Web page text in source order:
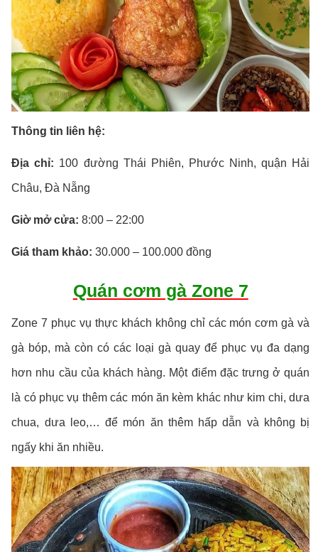
Thông tin liên hệ:
Địa chỉ: 100 đường Thái Phiên, Phước Ninh, quận Hải
Châu, Đà Nẵng
Giờ mở cửa: 8:00 – 22:00
Giá tham khảo: 30.000 – 100.000 đồng
Quán cơm gà Zone 7
Zone 7 phục vụ thực khách không chỉ các món cơm gà và
gà bóp, mà còn có các loại gà quay để phục vụ đa dạng
hơn nhu cầu của khách hàng. Một điểm đặc trưng ở quán
là có phục vụ thêm các món ăn kèm khác như kim chi, dưa
chua, dưa leo,… để món ăn thêm hấp dẫn và không bị
ngấy khi ăn nhiều.